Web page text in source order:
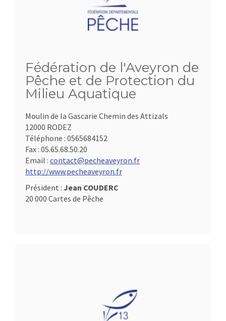
Fédération de l'Aveyron de
Pêche et de Protection du
Milieu Aquatique
Moulin de la Gascarie Chemin des Attizals
12000 RODEZ
Téléphone : 0565684152
Fax : 05.65.68.50.20
Email : contact@pecheaveyron.fr
http://www.pecheaveyron.fr
Président : Jean COUDERC
20 000 Cartes de Pêche